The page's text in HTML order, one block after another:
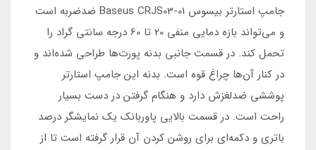
جامپ استارتر بیسوس Baseus CRJS03-01 ضدضربه است
و می‌تواند بازه دمایی منفی 20 تا 60 درجه سانتی گراد را
تحمل کند. در قسمت جانبی بدنه پورت‌ها طراحی شده‌اند و
در کنار آن‌ها چراغ قوه است. بدنه این جامپ استارتر
پوششی ضدلغزش دارد و هنگام گرفتن در دست بسیار
راحت است. در قسمت بالایی پاوربانک یک نمایشگر درصد
باتری و دکمه‌ای برای روشن کردن آن قرار گرفته است تا از